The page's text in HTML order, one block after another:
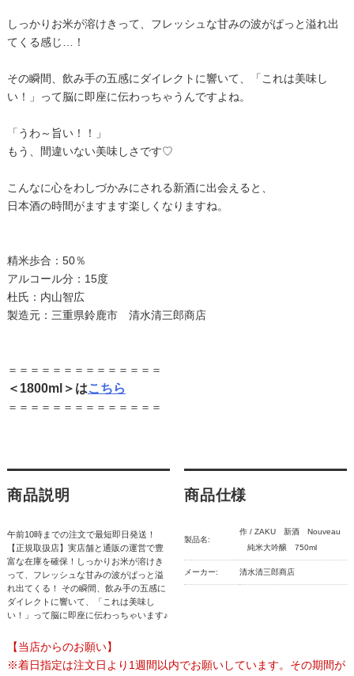
しっかりお米が溶けきって、フレッシュな甘みの波がぱっと溢れ出
てくる感じ…！
その瞬間、飲み手の五感にダイレクトに響いて、「これは美味し
い！」って脳に即座に伝わっちゃうんですよね。
「うわ～旨い！！」
もう、間違いない美味しさです♡
こんなに心をわしづかみにされる新酒に出会えると、
日本酒の時間がますます楽しくなりますね。
精米歩合：50％
アルコール分：15度
杜氏：内山智広
製造元：三重県鈴鹿市 清水清三郎商店
＝＝＝＝＝＝＝＝＝＝＝＝＝＝
＜1800ml＞はこちら
＝＝＝＝＝＝＝＝＝＝＝＝＝＝
商品説明
午前10時までの注文で最短即日発送！
【正規取扱店】実店舗と通販の運営で豊
富な在庫を確保！しっかりお米が溶けき
って、フレッシュな甘みの波がぱっと溢
れ出てくる！ その瞬間、飲み手の五感に
ダイレクトに響いて、「これは美味し
い！」って脳に即座に伝わっちゃいます♪
商品仕様
製品名:
作 / ZAKU 新酒 Nouveau
純米大吟醸 750ml
メーカー: 清水清三郎商店
【当店からのお願い】
※着日指定は注文日より1週間以内でお願いしています。その期間が